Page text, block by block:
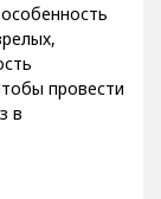
провести
в